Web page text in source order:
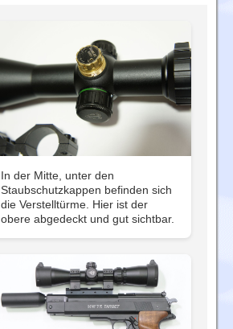
In der Mitte, unter den
Staubschutzkappen befinden sich
die Verstelltürme. Hier ist der
obere abgedeckt und gut sichtbar.